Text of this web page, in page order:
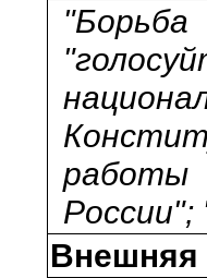
работы
Внешняя